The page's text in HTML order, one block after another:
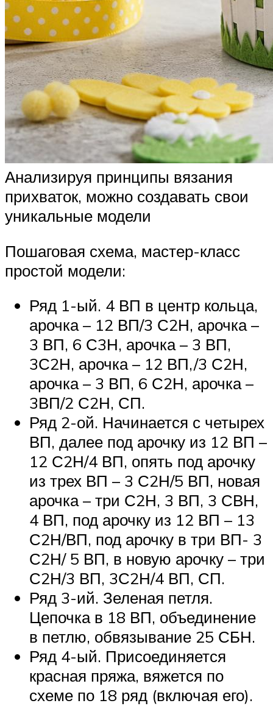
Анализируя принципы вязания
прихваток, можно создавать свои
уникальные модели
Пошаговая схема, мастер-класс
простой модели:
Ряд 1-ый. 4 ВП в центр кольца,
арочка – 12 ВП/3 С2Н, арочка –
3 ВП, 6 С3Н, арочка – 3 ВП,
3С2Н, арочка – 12 ВП,/3 С2Н,
арочка – 3 ВП, 6 С2Н, арочка –
3ВП/2 С2Н, СП.
Ряд 2-ой. Начинается с четырех
ВП, далее под арочку из 12 ВП –
12 С2Н/4 ВП, опять под арочку
из трех ВП – 3 С2Н/5 ВП, новая
арочка – три С2Н, 3 ВП, 3 СВН,
4 ВП, под арочку из 12 ВП – 13
С2Н/ВП, под арочку в три ВП- 3
С2Н/ 5 ВП, в новую арочку – три
С2Н/3 ВП, 3С2Н/4 ВП, СП.
Ряд 3-ий. Зеленая петля.
Цепочка в 18 ВП, объединение
в петлю, обвязывание 25 СБН.
Ряд 4-ый. Присоединяется
красная пряжа, вяжется по
схеме по 18 ряд (включая его).